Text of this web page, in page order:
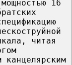
16
читая